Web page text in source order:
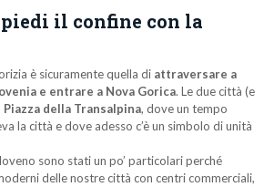
il confine con la
è sicuramente quella di attraversare a
e entrare a Nova Gorica. Le due città (e
Piazza della Transalpina, dove un tempo
la città e dove adesso c’è un simbolo di unità
sono stati un po’ particolari perché
delle nostre città con centri commerciali,